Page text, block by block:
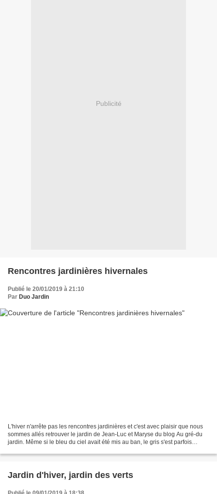
Publicité
Rencontres jardinières hivernales
Publié le 20/01/2019 à 21:10
Par Duo Jardin
L'hiver n'arrête pas les rencontres jardinières et c'est avec plaisir que nous
sommes allés retrouver le jardin de Jean-Luc et Maryse du blog Au gré-du
jardin. Même si le bleu du ciel avait été mis au ban, le gris s'est parfois
Jardin d'hiver, jardin des verts